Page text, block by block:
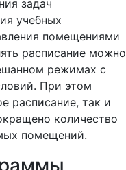
задач
учебных
помещениями
расписание можно
режимах с
При этом
расписание, так и
количество
помещений.